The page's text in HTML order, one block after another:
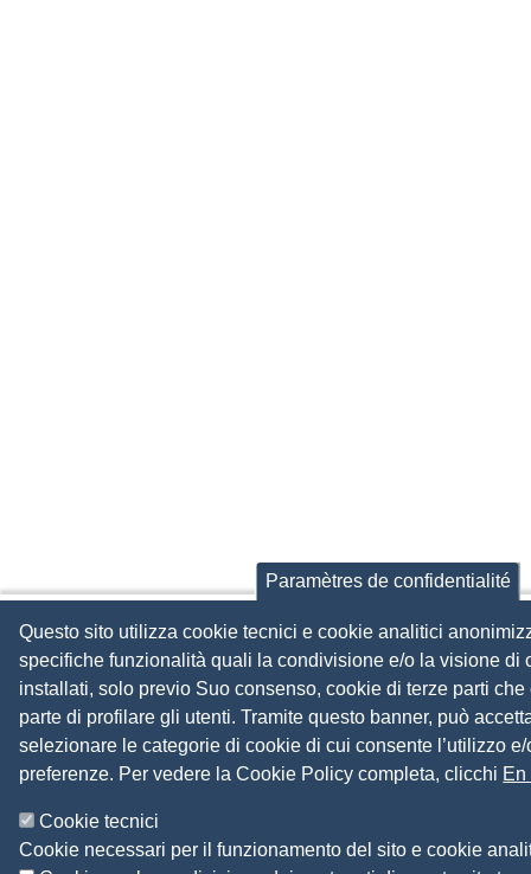
Paramètres de confidentialité
Questo sito utilizza cookie tecnici e cookie analitici
specifiche funzionalità quali la condivisione e/o la visione di
installati, solo previo Suo consenso, cookie di terze parti
parte di profilare gli utenti. Tramite questo banner, può
selezionare le categorie di cookie di cui consente l’utilizzo
preferenze. Per vedere la Cookie Policy completa, clicchi
Cookie tecnici
Cookie necessari per il funzionamento del sito e cookie